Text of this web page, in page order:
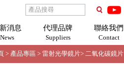
消息
News
代理品牌
Suppliers
聯絡我們
Contact
> 產品專區 > 雷射光學鏡片> 二氧化碳鏡片